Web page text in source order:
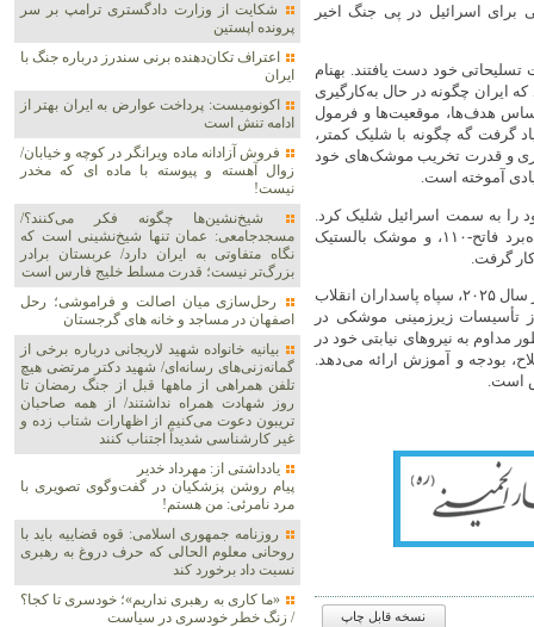
برای اسرائیل در پی جنگ اخیر
ظرفیت تسلیحاتی خود دست یافتند. بهنام
ایران چگونه در حال به‌کارگیری
هدف‌ها، موقعیت‌ها و فرمول
گرفت گه چگونه با شلیک کمتر،
و قدرت تخریب موشک‌های خود
آموخته است.
را به سمت اسرائیل شلیک کرد.
موشک بالستیک میان‌برد شهاب-۳، موشک بالستیک سوخت جامد کوتاه‌برد فاتح-۱۱۰، و موشک بالستیک
گرفت.
ایران هرگز در مورد قدرت موشکی خود رودربایستی نداشته است. تنها در سال ۲۰۲۵، سپاه پاسداران انقلاب
تأسیسات زیرزمینی موشکی در
به نیروهای نیابتی خود در
بودجه و آموزش ارائه می‌دهد.
است.
نسخه قابل چاپ
شکایت از وزارت دادگستری ترامپ بر سر
پرونده اپستین
اعتراف تکان‌دهنده برنی سندرز درباره جنگ با
ایران
اکونومیست: پرداخت عوارض به ایران بهتر از
ادامه تنش است
فروش آزادانه ماده ویرانگر در کوچه و خیابان/
زوال آهسته و پیوسته با ماده ای که مخدر
نیست!
شیخ‌نشین‌ها چگونه فکر می‌کنند؟/
مسجدجامعی: عمان تنها شیخ‌نشینی است که
نگاه متفاوتی به ایران دارد/ عربستان برادر
بزرگ‌تر نیست؛ قدرت مسلط خلیج فارس است
رحل‌سازی میان اصالت و فراموشی؛ رحل
اصفهان در مساجد و خانه های گرجستان
بیانیه خانواده شهید لاریجانی درباره برخی از
گمانه‌زنی‌های رسانه‌ای/ شهید دکتر مرتضی هیچ
تلفن همراهی از ماهها قبل از جنگ رمضان تا
روز شهادت همراه نداشتند/ از همه صاحبان
تریبون دعوت می‌کنیم از اظهارات شتاب زده و
غیر کارشناسی شدیداً اجتناب کنند
یادداشتی از: مهرداد خدیر
پیام روشن پزشکیان در گفت‌و‌گوی تصویری با
مرد نامرئی: من هستم!
روزنامه جمهوری اسلامی: قوه قضاییه باید با
روحانی معلوم الحالی که حرف دروغ به رهبری
نسبت داد برخورد کند
«ما کاری به رهبری نداریم»؛ خودسری تا کجا؟
/ زنگ خطر خودسری در سیاست